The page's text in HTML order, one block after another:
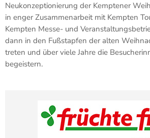
Neukonzeptionierung der Kemptener
in enger Zusammenarbeit mit Kempten
Kempten Messe- und
dann in den Fußstapfen der alten
treten und über viele Jahre die
begeistern.